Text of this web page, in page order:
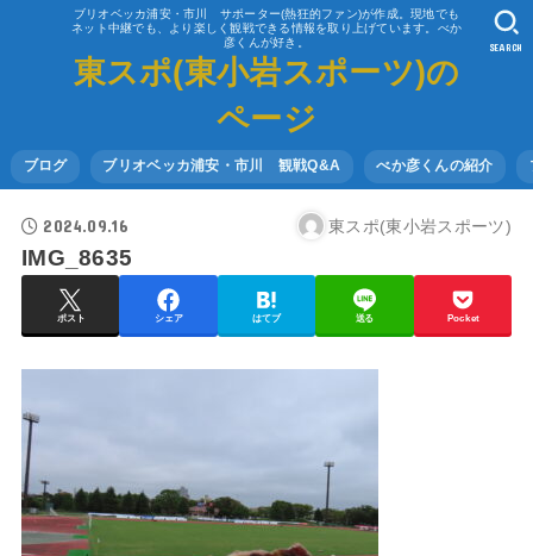
ブリオベッカ浦安・市川 サポーター(熱狂的ファン)が作成。現地でも
ネット中継でも、より楽しく観戦できる情報を取り上げています。べか
彦くんが好き。
東スポ(東小岩スポーツ)の
ページ
ブログ ブリオベッカ浦安・市川 観戦Q&A べか彦くんの紹介
SEARCH
2024.09.16 東スポ(東小岩スポーツ)
IMG_8635
ポスト シェア はてブ 送る Pocket